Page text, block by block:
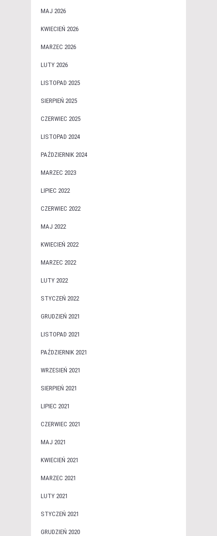
MAJ 2026
KWIECIEŃ 2026
MARZEC 2026
LUTY 2026
LISTOPAD 2025
SIERPIEŃ 2025
CZERWIEC 2025
LISTOPAD 2024
PAŹDZIERNIK 2024
MARZEC 2023
LIPIEC 2022
CZERWIEC 2022
MAJ 2022
KWIECIEŃ 2022
MARZEC 2022
LUTY 2022
STYCZEŃ 2022
GRUDZIEŃ 2021
LISTOPAD 2021
PAŹDZIERNIK 2021
WRZESIEŃ 2021
SIERPIEŃ 2021
LIPIEC 2021
CZERWIEC 2021
MAJ 2021
KWIECIEŃ 2021
MARZEC 2021
LUTY 2021
STYCZEŃ 2021
GRUDZIEŃ 2020